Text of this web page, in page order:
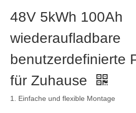
48V 5kWh 100Ah
wiederaufladbare
benutzerdefinierte
für Zuhause
1. Einfache und flexible Montage